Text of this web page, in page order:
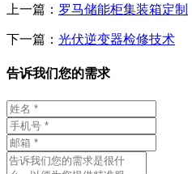
上一篇： 罗马储能柜集装箱定制
下一篇： 光伏逆变器检修技术
告诉我们您的需求